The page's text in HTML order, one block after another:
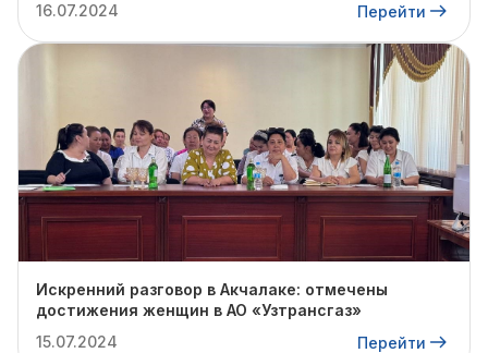
16.07.2024
Перейти
Искренний разговор в Акчалаке: отмечены
достижения женщин в АО «Узтрансгаз»
15.07.2024
Перейти